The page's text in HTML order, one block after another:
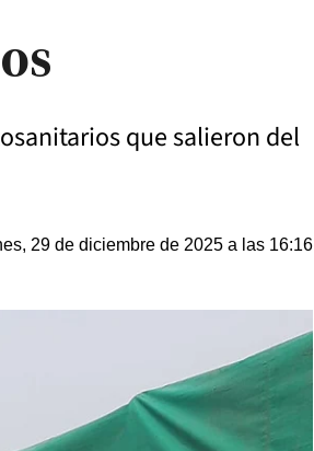
que salieron del
29 de diciembre de 2025 a las 16:16